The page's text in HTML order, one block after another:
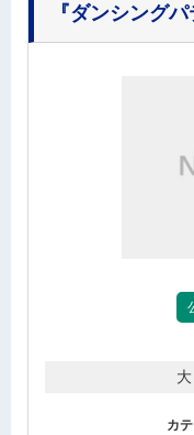
『ダンシングパ
カ